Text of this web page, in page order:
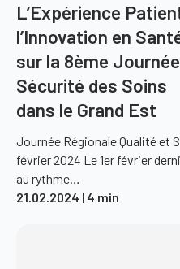
L’Expérience
l’Innovation en
sur la 8ème
Sécurité des Soins
dans le Grand Est
Journée Régionale Qualité et
février 2024 Le 1er février
au rythme…
21.02.2024 | 4 min